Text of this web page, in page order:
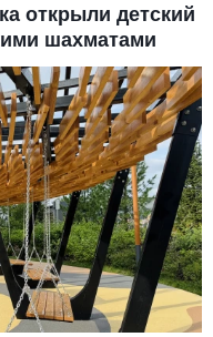
открыли детский
шахматами